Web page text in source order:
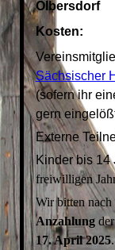
Olbersdorf
Kosten:
Sächsischer
(sofern ihr
gern
Externe
Kinder bis 14
freiwilligen
Wir bitten nach
Anzahlungder
17. April 2025.